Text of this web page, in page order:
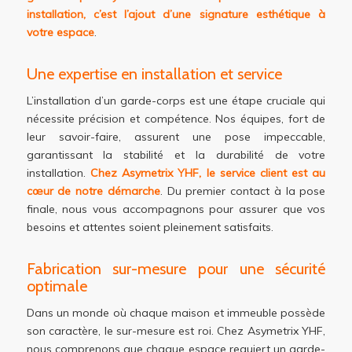
installation, c’est l’ajout d’une signature esthétique à
votre espace.
Une expertise en installation et service
L’installation d’un garde-corps est une étape cruciale qui
nécessite précision et compétence. Nos équipes, fort de
leur savoir-faire, assurent une pose impeccable,
garantissant la stabilité et la durabilité de votre
installation. Chez Asymetrix YHF, le service client est au
cœur de notre démarche. Du premier contact à la pose
finale, nous vous accompagnons pour assurer que vos
besoins et attentes soient pleinement satisfaits.
Fabrication sur-mesure pour une sécurité
optimale
Dans un monde où chaque maison et immeuble possède
son caractère, le sur-mesure est roi. Chez Asymetrix YHF,
nous comprenons que chaque espace requiert un garde-